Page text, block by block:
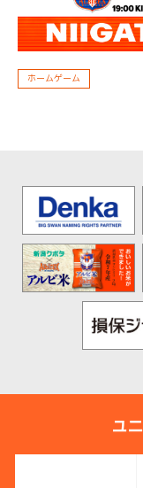
ホームゲーム
ユ